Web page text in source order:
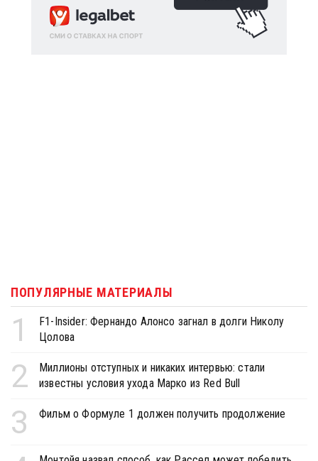
ПОПУЛЯРНЫЕ МАТЕРИАЛЫ
1
F1-Insider: Фернандо Алонсо загнал в долги Николу
Цолова
2
Миллионы отступных и никаких интервью: стали
известны условия ухода Марко из Red Bull
3 Фильм о Формуле 1 должен получить продолжение